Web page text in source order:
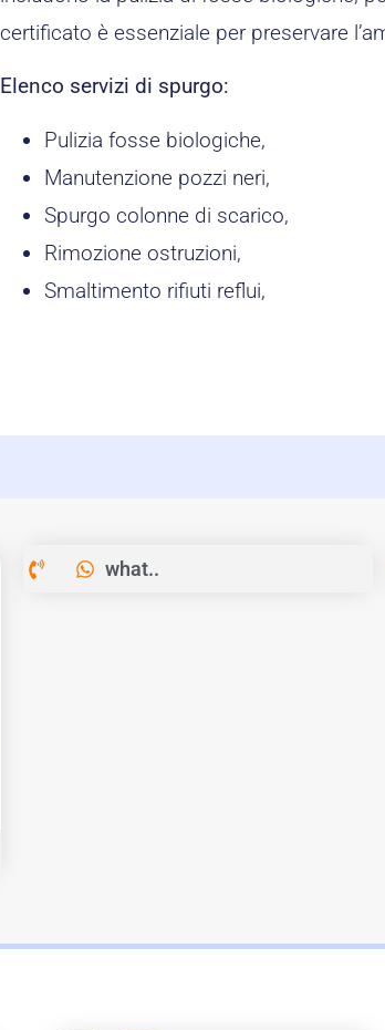
certificato è essenziale per preservare
Elenco servizi di spurgo:
Pulizia fosse biologiche,
Manutenzione pozzi neri,
Spurgo colonne di scarico,
Rimozione ostruzioni,
Smaltimento rifiuti reflui,
what..